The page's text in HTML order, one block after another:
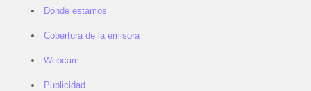
Dónde estamos
Cobertura de la emisora
Webcam
Publicidad